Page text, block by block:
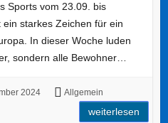
Sports vom 23.09. bis
starkes Zeichen für ein
In dieser Woche luden
sondern alle Bewohner…
2024 Allgemein
weiterlesen